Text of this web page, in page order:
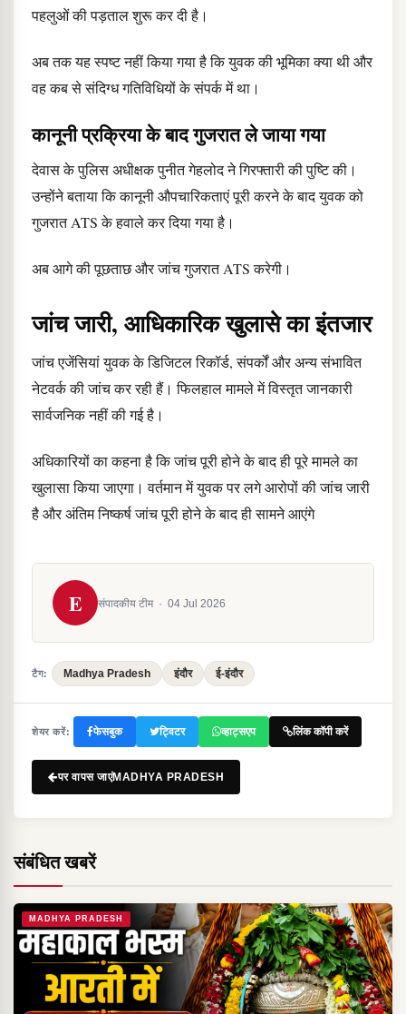
पहलुओं की पड़ताल शुरू कर दी है।
अब तक यह स्पष्ट नहीं किया गया है कि युवक की भूमिका क्या थी और
वह कब से संदिग्ध गतिविधियों के संपर्क में था।
कानूनी प्रक्रिया के बाद गुजरात ले जाया गया
देवास के पुलिस अधीक्षक पुनीत गेहलोद ने गिरफ्तारी की पुष्टि की।
उन्होंने बताया कि कानूनी औपचारिकताएं पूरी करने के बाद युवक को
गुजरात ATS के हवाले कर दिया गया है।
अब आगे की पूछताछ और जांच गुजरात ATS करेगी।
जांच जारी, आधिकारिक खुलासे का इंतजार
जांच एजेंसियां युवक के डिजिटल रिकॉर्ड, संपर्कों और अन्य संभावित
नेटवर्क की जांच कर रही हैं। फिलहाल मामले में विस्तृत जानकारी
सार्वजनिक नहीं की गई है।
अधिकारियों का कहना है कि जांच पूरी होने के बाद ही पूरे मामले का
खुलासा किया जाएगा। वर्तमान में युवक पर लगे आरोपों की जांच जारी
है और अंतिम निष्कर्ष जांच पूरी होने के बाद ही सामने आएंगे
E संपादकीय टीम · 04 Jul 2026
टैग: Madhya Pradesh इंदौर ई-इंदौर
शेयर करें: फेसबुक ट्विटर व्हाट्सएप लिंक कॉपी करें
पर वापस जाएंMADHYA PRADESH
संबंधित खबरें
MADHYA PRADESH